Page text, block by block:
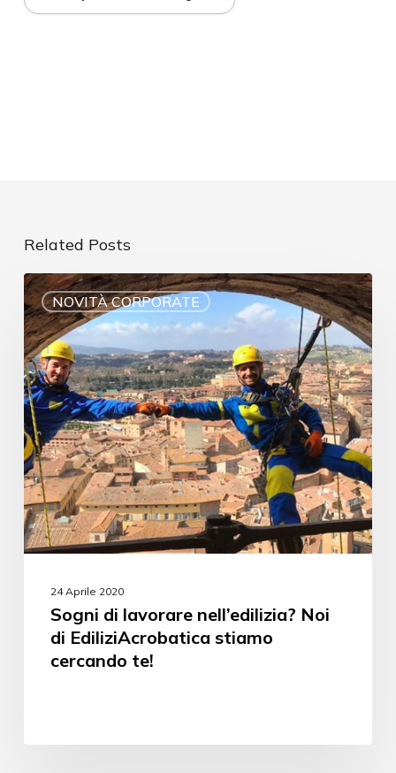
Related Posts
NOVITÀ CORPORATE
24 Aprile 2020
Sogni di lavorare nell’edilizia? Noi
di EdiliziAcrobatica stiamo
cercando te!